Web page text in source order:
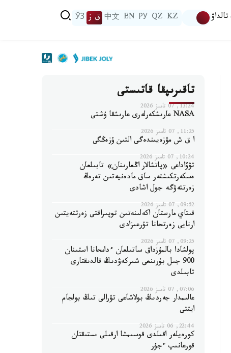
تالداۋ KZ
QZ
РУ
EN
中文 ق ز ЎЗ
تاقىرىپقا قاتىستى
13:24, 07 تامىز 2026
NASA عارىشكەرلەرى عارىشقا ۇشتى
11:25, 07 تامىز 2026
ا ق ش مۋزەيىندەگى التىن ۇزەڭگى
10:24, 07 تامىز 2026
تۋۆاداعى «پاتشالار اڭعارىنان» تابىلعان
ەسكەرتكىشتەر ساق مادەنيەتىن تەرەڭ
زەرتتەۋگە جول اشادى
09:52, 07 تامىز 2026
قىتاي مارستان اكەلىنەتىن توپىراقتى زەرتتەيتىن
ارنايى زەرتحانا تۇرعىزادى
09:25, 07 تامىز 2026
پولشادا بالمۇزداق ساتىلعان ءدامحانا استىنان
900 جىل بۇرىنعى شىركەۋدىڭ قالدىقتارى
تابىلدى
07:06, 07 تامىز 2026
عالىمدار جەردىڭ بولاشاعى تۋرالى تىڭ بولجام
ايتتى
22:44, 06 تامىز 2026
كورەيلەر اقىلدى قوسىمشا ارقىلى ىستىقتان
قورعانىپ ءجۇر